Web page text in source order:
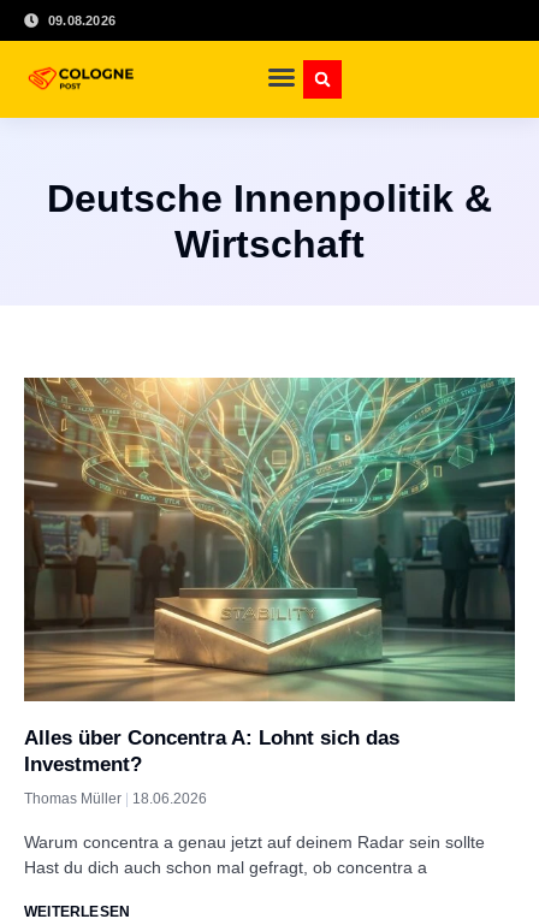
09.08.2026
Deutsche Innenpolitik &
Wirtschaft
Alles über Concentra A: Lohnt sich das
Investment?
Thomas Müller 18.06.2026
Warum concentra a genau jetzt auf deinem Radar sein sollte
Hast du dich auch schon mal gefragt, ob concentra a
WEITERLESEN